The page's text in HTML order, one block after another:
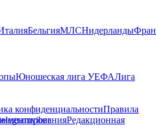
БельгияМЛСНидерланды
Юношеская лига УЕФАЛига
конфиденциальностиПравила
Редакционная
viber